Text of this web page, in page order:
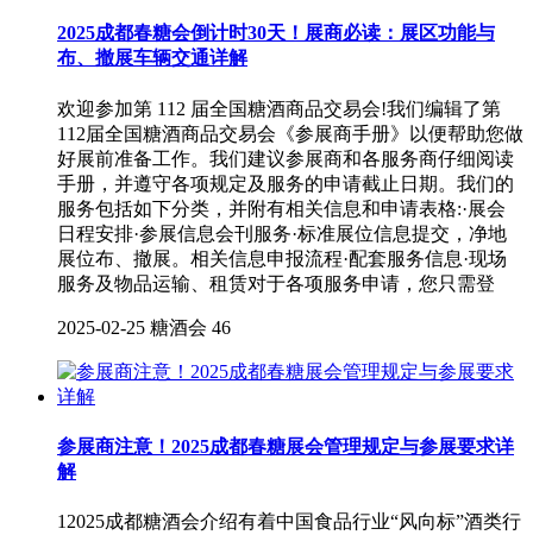
2025成都春糖会倒计时30天！展商必读：展区功能与
布、撤展车辆交通详解
欢迎参加第 112 届全国糖酒商品交易会!我们编辑了第
112届全国糖酒商品交易会《参展商手册》以便帮助您做
好展前准备工作。我们建议参展商和各服务商仔细阅读
手册，并遵守各项规定及服务的申请截止日期。我们的
服务包括如下分类，并附有相关信息和申请表格:·展会
日程安排·参展信息会刊服务·标准展位信息提交，净地
展位布、撤展。相关信息申报流程·配套服务信息·现场
服务及物品运输、租赁对于各项服务申请，您只需登
2025-02-25 糖酒会 46
参展商注意！2025成都春糖展会管理规定与参展要求详
解
12025成都糖酒会介绍有着中国食品行业“风向标”酒类行